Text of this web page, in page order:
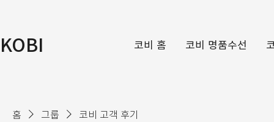
KOBI 코비 홈 코비 명품수선
홈 그룹 코비 고객 후기